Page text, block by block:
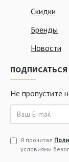
Скидки
Бренды
Новости
Не пропустите
Я прочитал
условиями